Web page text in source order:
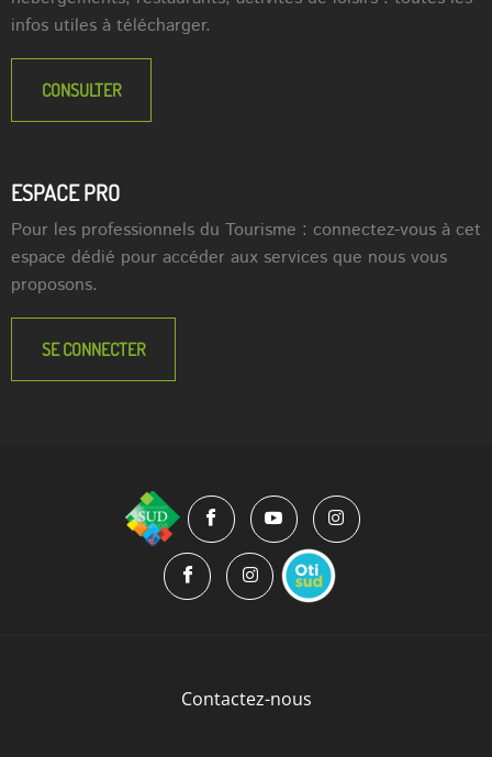
infos utiles à télécharger.
CONSULTER
ESPACE PRO
Pour les professionnels du Tourisme : connectez-vous à cet
espace dédié pour accéder aux services que nous vous
proposons.
SE CONNECTER
Contactez-nous